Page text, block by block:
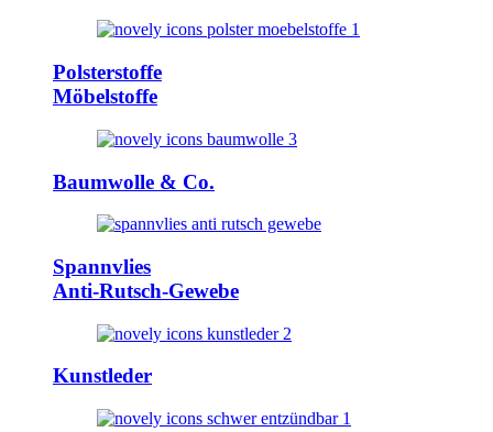
Polsterstoffe
Möbelstoffe
Baumwolle & Co.
Spannvlies
Anti-Rutsch-Gewebe
Kunstleder